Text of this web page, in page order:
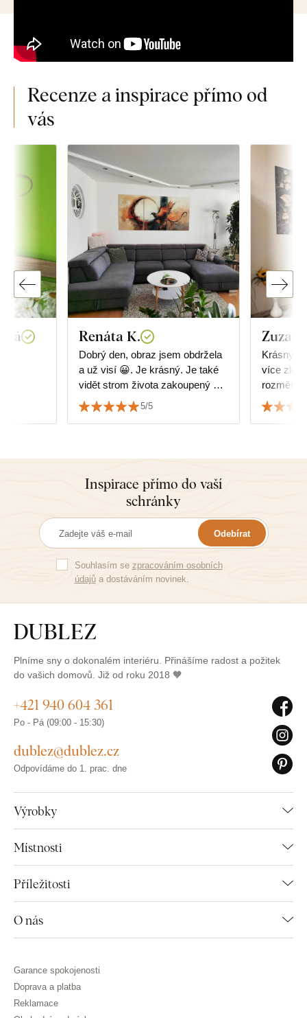
Recenze a inspirace přímo od
vás
Renáta K.
Dobrý den, obraz jsem obdržela
a už visí 😀. Je krásný. Je také
vidět strom života zakoupený u
Vás. Děkuji
5/5
Krásný
více
rozměrů,
jakou
dokonale
Inspirace přímo do vaší
schránky
Odebírat
Souhlasím se zpracováním osobních
údajůa dostáváním novinek.
Plníme sny o dokonalém interiéru. Přinášíme radost a požitek
do vašich domovů. Již od roku 2018 🧡
Výrobky
Místnosti
Příležitosti
O nás
+421 940 604 361
Po - Pá (09:00 - 15:30)
dublez@dublez.cz
Odpovídáme do 1. prac. dne
Garance spokojenosti
Doprava a platba
Reklamace